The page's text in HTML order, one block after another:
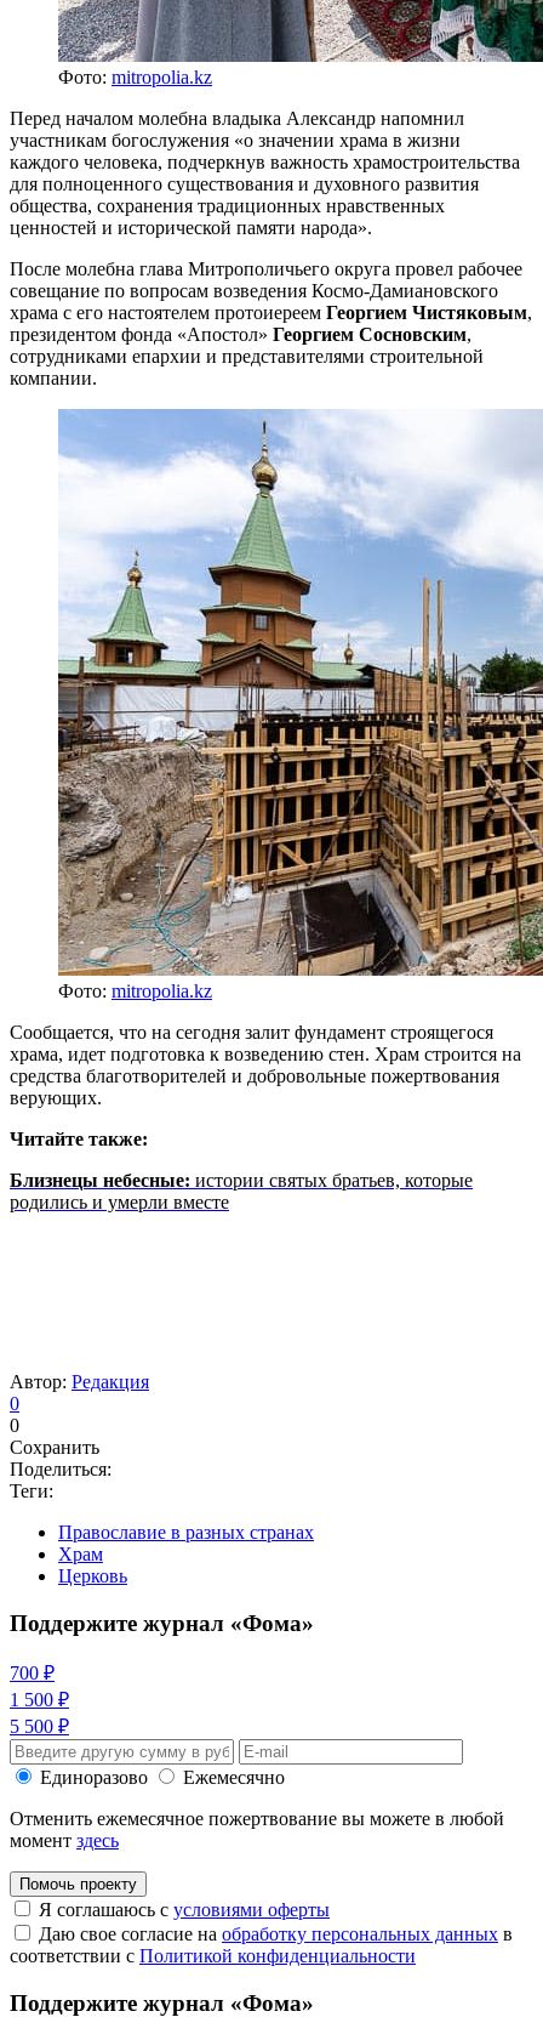
Фото: mitropolia.kz
Перед началом молебна владыка Александр напомнил
участникам богослужения «о значении храма в жизни
каждого человека, подчеркнув важность храмостроительства
для полноценного существования и духовного развития
общества, сохранения традиционных нравственных
ценностей и исторической памяти народа».
После молебна глава Митрополичьего округа провел рабочее
совещание по вопросам возведения Космо-Дамиановского
храма с его настоятелем протоиереем Георгием Чистяковым,
президентом фонда «Апостол» Георгием Сосновским,
сотрудниками епархии и представителями строительной
компании.
Фото: mitropolia.kz
Сообщается, что на сегодня залит фундамент строящегося
храма, идет подготовка к возведению стен. Храм строится на
средства благотворителей и добровольные пожертвования
верующих.
Читайте также:
Близнецы небесные: истории святых братьев, которые
родились и умерли вместе
Автор: Редакция
0
0
Сохранить
Поделиться:
Теги:
Православие в разных странах
Храм
Церковь
Поддержите журнал «Фома»
700 ₽
1 500 ₽
5 500 ₽
Единоразово
Ежемесячно
Отменить ежемесячное пожертвование вы можете в любой
момент здесь
Помочь проекту
Я соглашаюсь с условиями оферты
Даю свое согласие на обработку персональных данных в
соответствии с Политикой конфиденциальности
Поддержите журнал «Фома»